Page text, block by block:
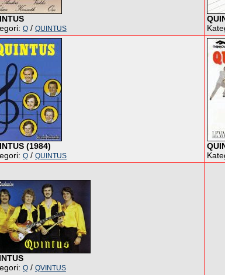
Q / QUINTUS
(1984)
Q / QUINTUS
Q / QVINTUS